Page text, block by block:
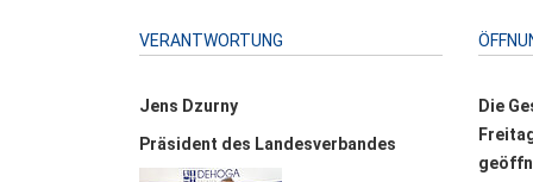
VERANTWORTUNG
Jens Dzurny
Präsident des Landesverbandes
Die